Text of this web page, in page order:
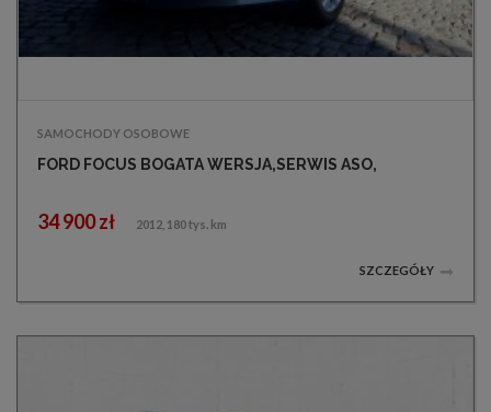
SAMOCHODY OSOBOWE
FORD FOCUS BOGATA WERSJA,SERWIS ASO,
34 900 zł 2012, 180 tys. km
SZCZEGÓŁY